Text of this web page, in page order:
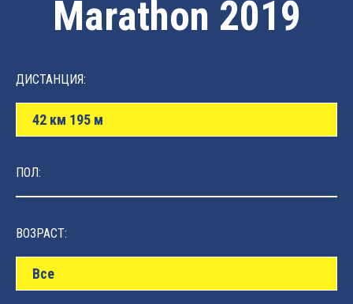
Marathon 2019
ДИСТАНЦИЯ:
42 км 195 м
ПОЛ:
ВОЗРАСТ:
Все